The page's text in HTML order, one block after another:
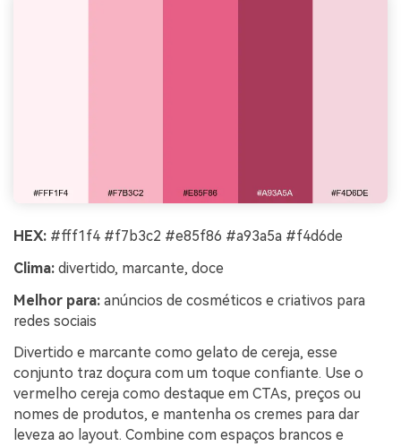
HEX: #fff1f4 #f7b3c2 #e85f86 #a93a5a #f4d6de
Clima: divertido, marcante, doce
Melhor para: anúncios de cosméticos e criativos para
redes sociais
Divertido e marcante como gelato de cereja, esse
conjunto traz doçura com um toque confiante. Use o
vermelho cereja como destaque em CTAs, preços ou
nomes de produtos, e mantenha os cremes para dar
leveza ao layout. Combine com espaços brancos e